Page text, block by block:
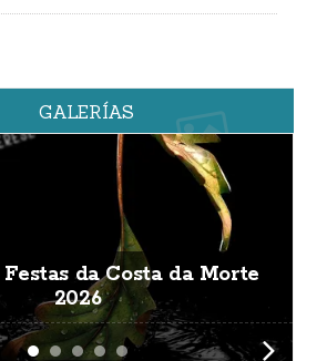
GALERÍAS
da Costa da Morte
2026